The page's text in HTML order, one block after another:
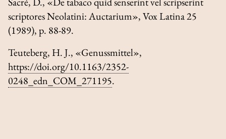
scriptores Neolatini: Auctarium»,Vox Latina25
(1989), p. 88-89.
Teuteberg, H. J., «Genussmittel»,
https://doi.org/10.1163/2352-
0248_edn_COM_271195.